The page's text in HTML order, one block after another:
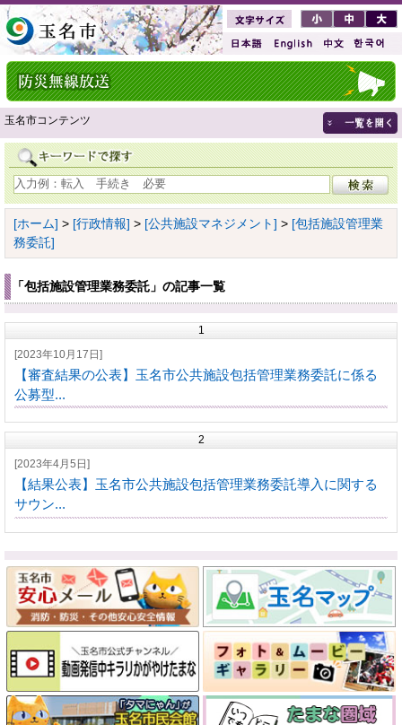
玉名市コンテンツ
[ホーム] > [行政情報] > [公共施設マネジメント] > [包括施設管理業
務委託]
「包括施設管理業務委託」の記事一覧
1
[2023年10月17日]
【審査結果の公表】玉名市公共施設包括管理業務委託に係る
公募型...
2
[2023年4月5日]
【結果公表】玉名市公共施設包括管理業務委託導入に関する
サウン...